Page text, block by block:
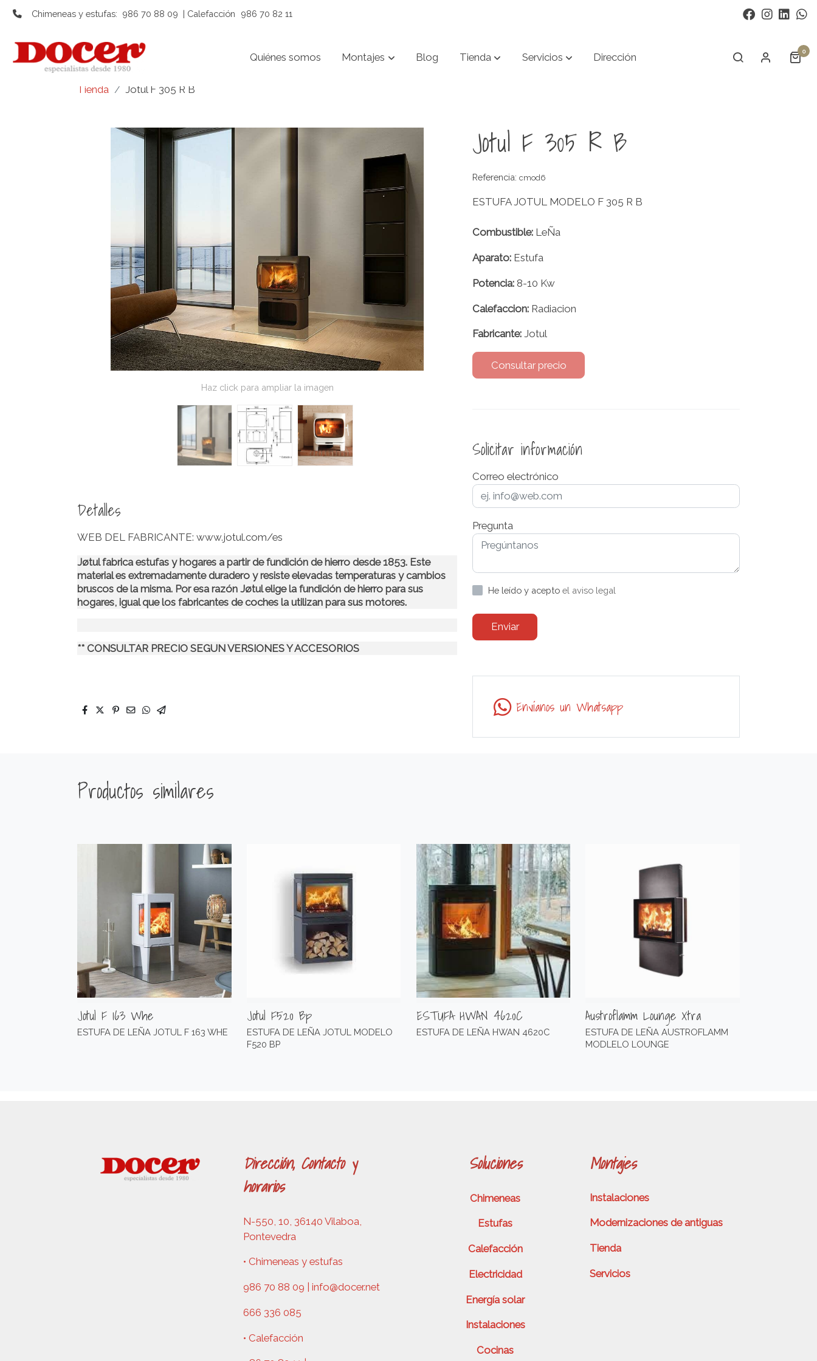
Chimeneas y estufas: 986 70 88 09 | Calefacción 986 70 82 11
Quiénes somos Montajes Blog Tienda Servicios Dirección 0
Tienda Jotul F 305 R B
Haz click para ampliar la imagen
Detalles
WEB DEL FABRICANTE: www.jotul.com/es
Jøtul fabrica estufas y hogares a partir de fundición de hierro desde 1853. Este
material es extremadamente duradero y resiste elevadas temperaturas y cambios
bruscos de la misma. Por esa razón Jøtul elige la fundición de hierro para sus
hogares, igual que los fabricantes de coches la utilizan para sus motores.
** CONSULTAR PRECIO SEGUN VERSIONES Y ACCESORIOS
Jotul F 305 R B
Referencia:cmod6
ESTUFA JOTUL MODELO F 305 R B
Combustible: LeÑa
Aparato: Estufa
Potencia: 8-10 Kw
Calefaccion: Radiacion
Fabricante: Jotul
Consultar precio
Solicitar información
Correo electrónico
Pregunta
He leído y acepto el aviso legal
Enviar
Envíanos un Whatsapp
Productos similares
Jotul F 163 Whe
ESTUFA DE LEÑA JOTUL F 163 WHE
Jotul F520 Bp
ESTUFA DE LEÑA JOTUL MODELO
F520 BP
ESTUFA HWAN 4620C
ESTUFA DE LEÑA HWAN 4620C
Austroflamm Lounge Xtra
ESTUFA DE LEÑA AUSTROFLAMM
MODLELO LOUNGE
Dirección, Contacto y
horarios
N-550, 10, 36140 Vilaboa,
Pontevedra
• Chimeneas y estufas
986 70 88 09 | info@docer.net
666 336 085
• Calefacción
Soluciones
Chimeneas
Estufas
Calefacción
Electricidad
Energía solar
Instalaciones
Cocinas
Montajes
Instalaciones
Modernizaciones de antiguas
Tienda
Servicios